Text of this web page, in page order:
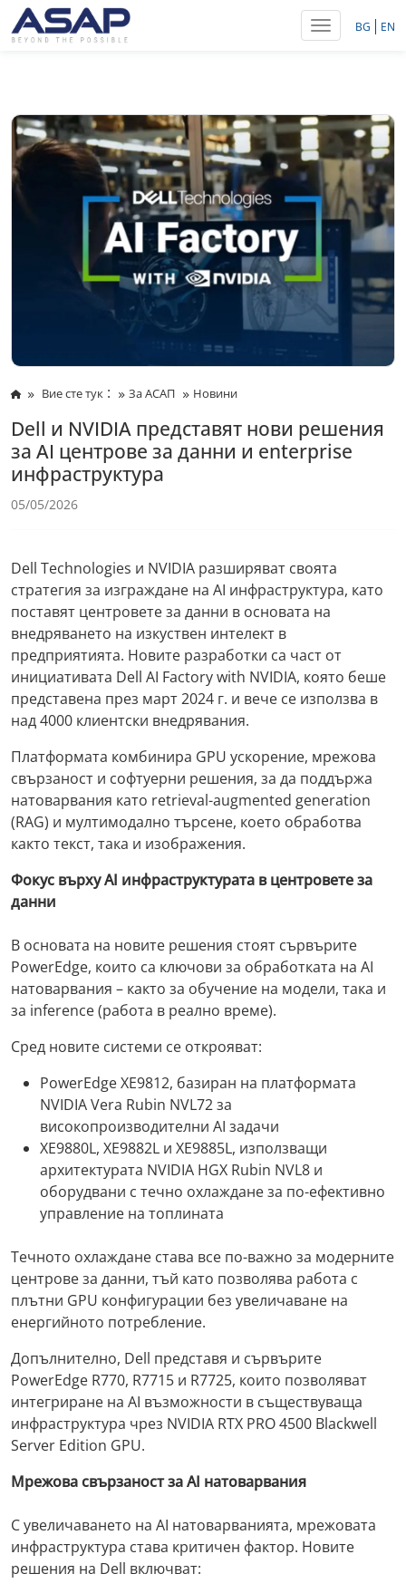
Toggle
BG EN
Вие сте тук : За АСАП Новини
Dell и NVIDIA представят нови решения
за AI центрове за данни и enterprise
инфраструктура
05/05/2026
Dell Technologies и NVIDIA разширяват своята
стратегия за изграждане на AI инфраструктура, като
поставят центровете за данни в основата на
внедряването на изкуствен интелект в
предприятията. Новите разработки са част от
инициативата Dell AI Factory with NVIDIA, която беше
представена през март 2024 г. и вече се използва в
над 4000 клиентски внедрявания.
Платформата комбинира GPU ускорение, мрежова
свързаност и софтуерни решения, за да поддържа
натоварвания като retrieval-augmented generation
(RAG) и мултимодално търсене, което обработва
както текст, така и изображения.
Фокус върху AI инфраструктурата в центровете за
данни
В основата на новите решения стоят сървърите
PowerEdge, които са ключови за обработката на AI
натоварвания – както за обучение на модели, така и
за inference (работа в реално време).
Сред новите системи се открояват:
PowerEdge XE9812, базиран на платформата
NVIDIA Vera Rubin NVL72 за
високопроизводителни AI задачи
XE9880L, XE9882L и XE9885L, използващи
архитектурата NVIDIA HGX Rubin NVL8 и
оборудвани с течно охлаждане за по-ефективно
управление на топлината
Течното охлаждане става все по-важно за модерните
центрове за данни, тъй като позволява работа с
плътни GPU конфигурации без увеличаване на
енергийното потребление.
Допълнително, Dell представя и сървърите
PowerEdge R770, R7715 и R7725, които позволяват
интегриране на AI възможности в съществуваща
инфраструктура чрез NVIDIA RTX PRO 4500 Blackwell
Server Edition GPU.
Мрежова свързаност за AI натоварвания
С увеличаването на AI натоварванията, мрежовата
инфраструктура става критичен фактор. Новите
решения на Dell включват: